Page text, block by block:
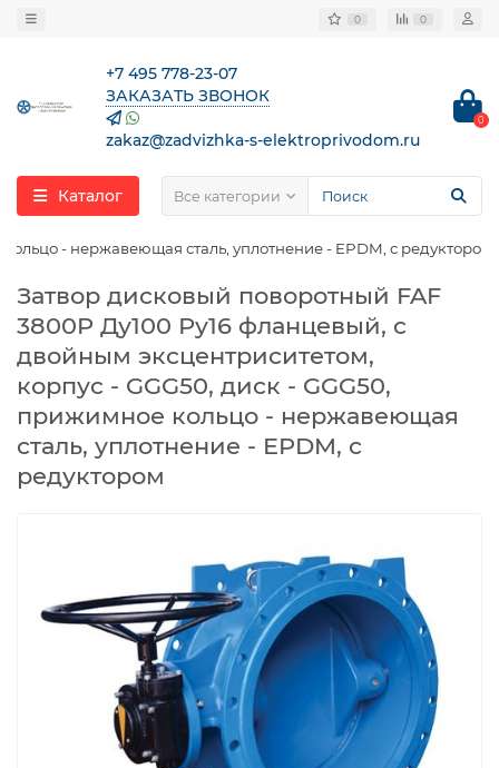
0 0
+7 495 778-23-07
ЗАКАЗАТЬ ЗВОНОК
zakaz@zadvizhka-s-elektroprivodom.ru
0
Каталог Все категории
- нержавеющая сталь, уплотнение - EPDM, с редуктором
Затвор дисковый поворотный FAF
3800P Ду100 Ру16 фланцевый, с
двойным эксцентриситетом,
корпус - GGG50, диск - GGG50,
прижимное кольцо - нержавеющая
сталь, уплотнение - EPDM, с
редуктором